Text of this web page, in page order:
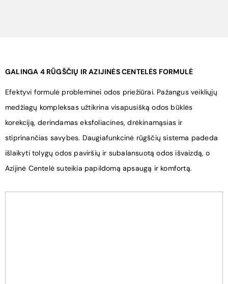
GALINGA 4 RŪGŠČIŲ IR AZIJINĖS CENTELĖS FORMULĖ
Efektyvi formulė probleminei odos priežiūrai. Pažangus veikliųjų
medžiagų kompleksas užtikrina visapusišką odos būklės
korekciją, derindamas eksfoliacines, drėkinamąsias ir
stiprinančias savybes. Daugiafunkcinė rūgščių sistema padeda
išlaikyti tolygų odos paviršių ir subalansuotą odos išvaizdą, o
Azijinė Centelė suteikia papildomą apsaugą ir komfortą.